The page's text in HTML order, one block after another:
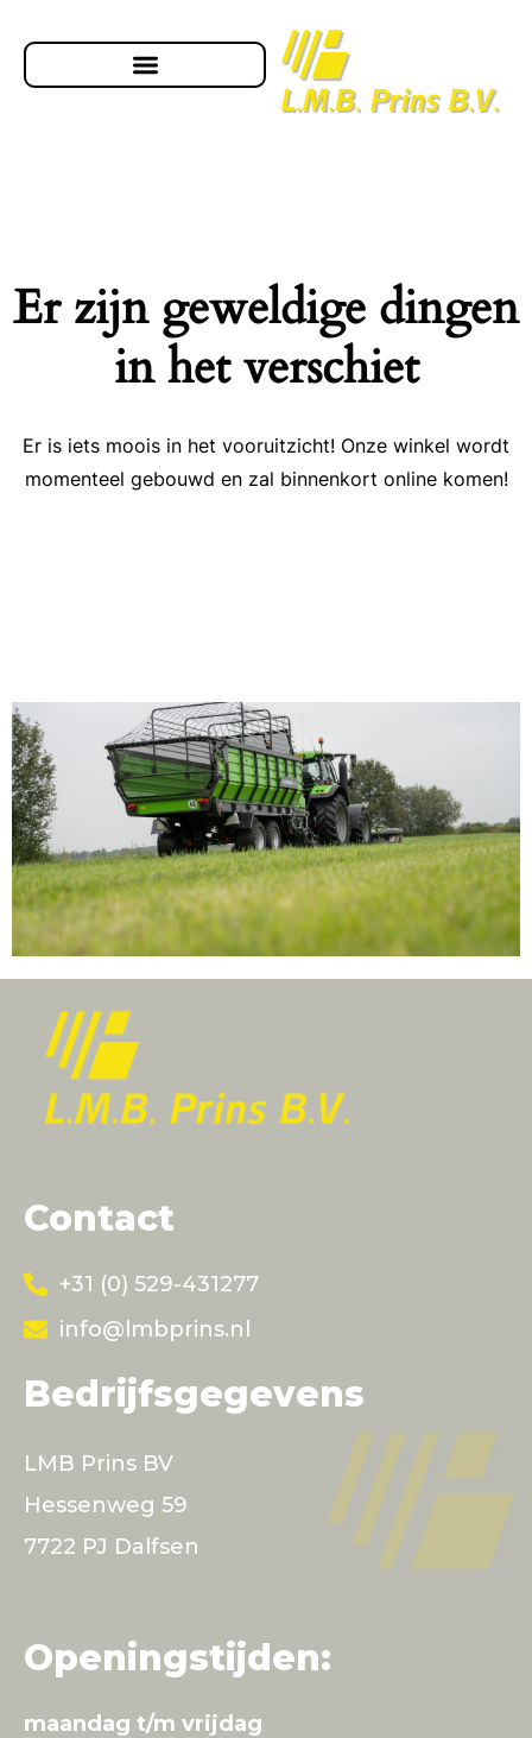
Er zijn geweldige dingen
in het verschiet
Er is iets moois in het vooruitzicht! Onze winkel wordt
momenteel gebouwd en zal binnenkort online komen!
Contact
+31 (0) 529-431277
info@lmbprins.nl
Bedrijfsgegevens
LMB Prins BV
Hessenweg 59
7722 PJ Dalfsen
Openingstijden:
maandag t/m vrijdag